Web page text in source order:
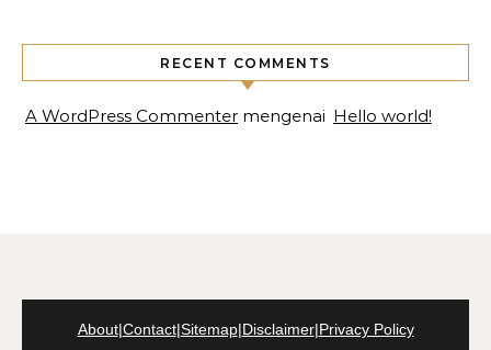
RECENT COMMENTS
A WordPress Commenter mengenai Hello world!
About|Contact|Sitemap|Disclaimer|Privacy Policy